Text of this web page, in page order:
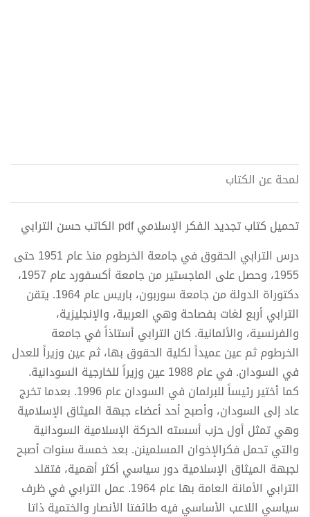
لمحة عن الكتاب
تحميل كتاب تجديد الفكر الإسلامي pdf الكاتب حسن الترابي
درس الترابي الحقوق في جامعة الخرطوم منذ عام 1951 حتى
1955، وحصل على الماجستير من جامعة أكسفورد عام 1957،
دكتوراة الدولة من جامعة سوربون، باريس عام 1964. يتقن
الترابي أربع لغات بفصاحة وهي العربية، والإنجليزية،
والفرنسية، والألمانية. كان الترابي أستاذاً في جامعة
الخرطوم ثم عين عميداً لكلية الحقوق بها، ثم عين وزيراً للعدل
في السودان. في عام 1988 عين وزيراً للخارجية السودانية.
كما أختير رئيساً للبرلمان في السودان عام 1996. بعدما تخرج
عاد إلى السودان، وأصبح أحد أعضاء جبهة الميثاق الإسلامية
وهي تمثل أول حزب أسسته الحركة الإسلامية السودانية
والتي تحمل فكرالإخوان المسلمينن. بعد خمسة سنوات أصبح
لجبهة الميثاق الإسلامية دور سياسي أكثر أهمية، فتقلد
الترابي الأمانة العامة بها عام 1964. عمل الترابي في ظرف
سياسي اللاعب الأساسي فيه طائفتا الأنصار والختمية ذاتا